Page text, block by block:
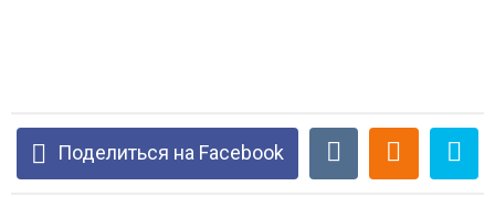
Поделиться на Facebook